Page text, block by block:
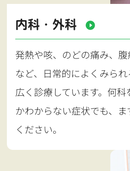
内科・外科
発熱や咳、のどの痛み、
など、日常的によくみら
広く診療しています。何
かわからない症状でも、
ください。